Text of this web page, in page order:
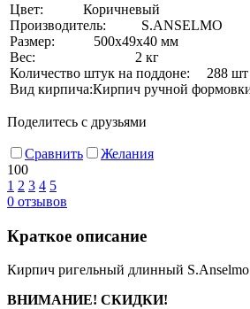
Цвет:
Коричневый
Производитель:
S.ANSELMO
Размер:
500х49х40 мм
Вес:
2 кг
Количество штук на поддоне:
288 шт
Вид кирпича:Кирпич ручной
Поделитесь с друзьями
Сравнить
Желания
100
1 2 3 4 5
0 отзывов
Краткое описание
Кирпич ригельный длинный
ВНИМАНИЕ! СКИДКИ!